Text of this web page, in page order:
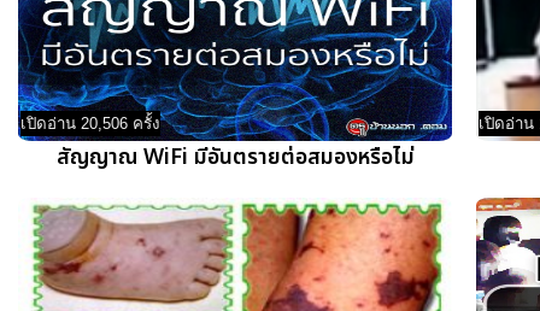
เปิดอ่าน 20,506 ครั้ง
สัญญาณ WiFi มีอันตรายต่อสมองหรือไม่
เปิดอ่าน